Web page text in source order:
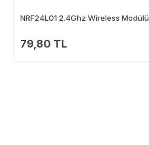
NRF24L01 2.4Ghz Wireless Modülü
79,80 TL